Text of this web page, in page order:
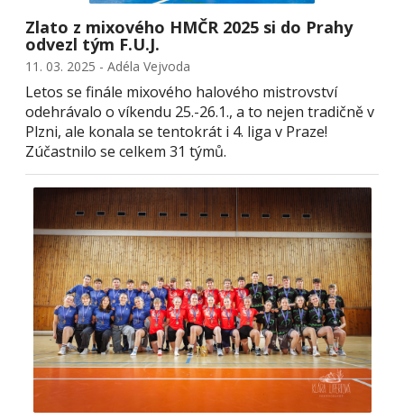
Zlato z mixového HMČR 2025 si do Prahy
odvezl tým F.U.J.
11. 03. 2025 - Adéla Vejvoda
Letos se finále mixového halového mistrovství
odehrávalo o víkendu 25.-26.1., a to nejen tradičně v
Plzni, ale konala se tentokrát i 4. liga v Praze!
Zúčastnilo se celkem 31 týmů.